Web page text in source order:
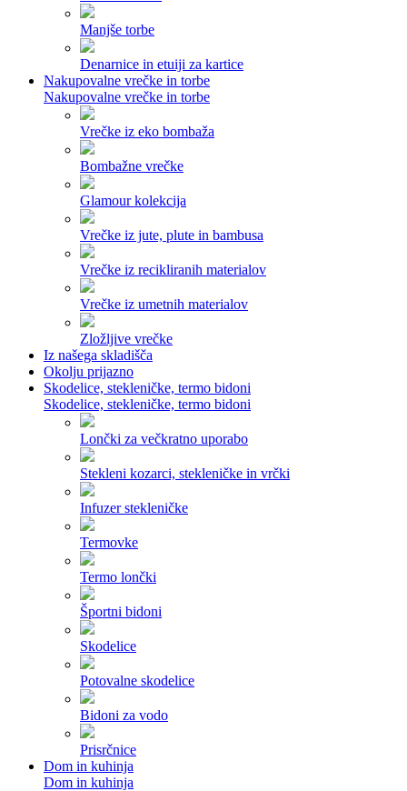
Manjše torbe
Denarnice in etuiji za kartice
Nakupovalne vrečke in torbe
Nakupovalne vrečke in torbe
Vrečke iz eko bombaža
Bombažne vrečke
Glamour kolekcija
Vrečke iz jute, plute in bambusa
Vrečke iz recikliranih materialov
Vrečke iz umetnih materialov
Zložljive vrečke
Iz našega skladišča
Okolju prijazno
Skodelice, stekleničke, termo bidoni
Skodelice, stekleničke, termo bidoni
Lončki za večkratno uporabo
Stekleni kozarci, stekleničke in vrčki
Infuzer stekleničke
Termovke
Termo lončki
Športni bidoni
Skodelice
Potovalne skodelice
Bidoni za vodo
Prisrčnice
Dom in kuhinja
Dom in kuhinja